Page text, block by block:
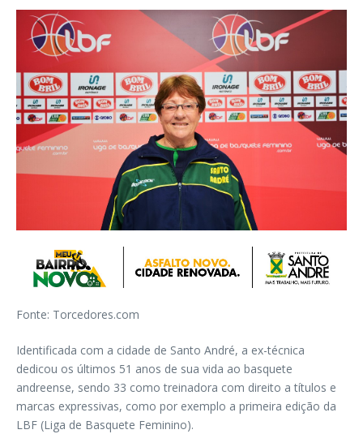
Fonte: Torcedores.com
Identificada com a cidade de Santo André, a ex-técnica
dedicou os últimos 51 anos de sua vida ao basquete
andreense, sendo 33 como treinadora com direito a títulos e
marcas expressivas, como por exemplo a primeira edição da
LBF (Liga de Basquete Feminino).